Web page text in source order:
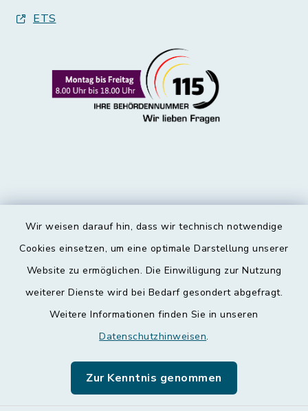
Wir weisen darauf hin, dass wir technisch notwendige
Cookies einsetzen, um eine optimale Darstellung unserer
Website zu ermöglichen. Die Einwilligung zur Nutzung
weiterer Dienste wird bei Bedarf gesondert abgefragt.
Weitere Informationen finden Sie in unseren
Datenschutzhinweisen.
Zur Kenntnis genommen
ETS
Kontakt
Datenschutz
Leichte Sprache